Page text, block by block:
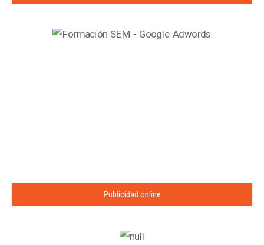
Publicidad online